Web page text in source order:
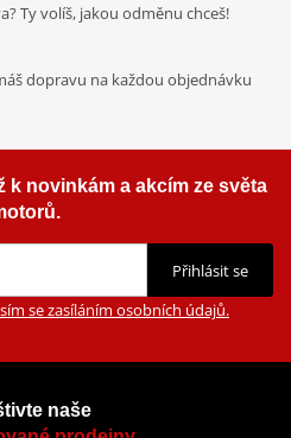
Ty volíš, jakou odměnu chceš!
dopravu na každou objednávku
k novinkám a akcím ze světa
Přihlásit se
se zasíláním osobních údajů.
naše